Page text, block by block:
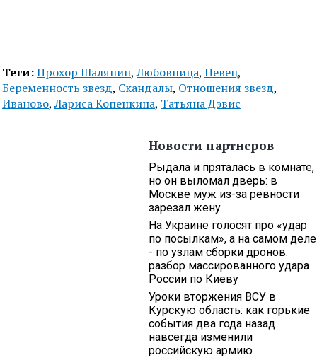
Теги:Прохор Шаляпин,Любовница, Певец,
Беременность звезд, Скандалы, Отношения звезд,
Иваново,Лариса Копенкина, Татьяна Дэвис
Новости партнеров
Рыдала и пряталась в комнате,
но он выломал дверь: в
Москве муж из-за ревности
зарезал жену
На Украине голосят про «удар
по посылкам», а на самом деле
- по узлам сборки дронов:
разбор массированного удара
России по Киеву
Уроки вторжения ВСУ в
Курскую область: как горькие
события два года назад
навсегда изменили
российскую армию